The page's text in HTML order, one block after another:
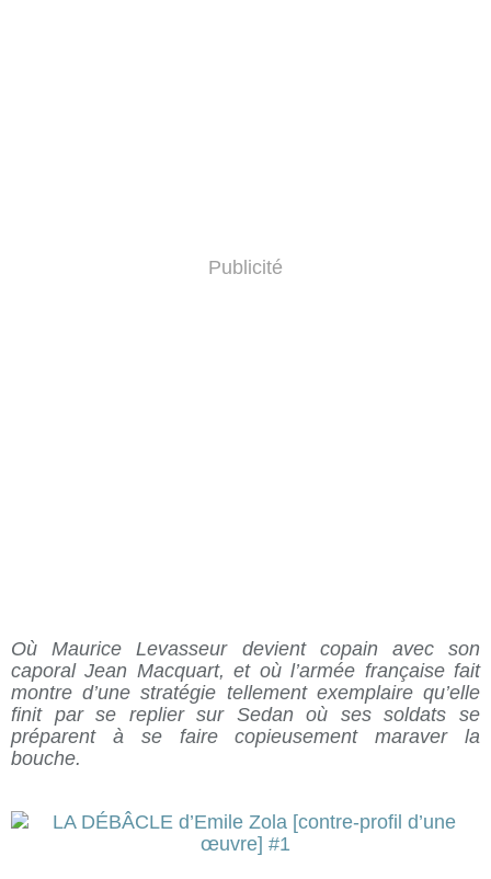
Publicité
Où Maurice Levasseur devient copain avec son
caporal Jean Macquart, et où l’armée française fait
montre d’une stratégie tellement exemplaire qu’elle
finit par se replier sur Sedan où ses soldats se
préparent à se faire copieusement maraver la
bouche.